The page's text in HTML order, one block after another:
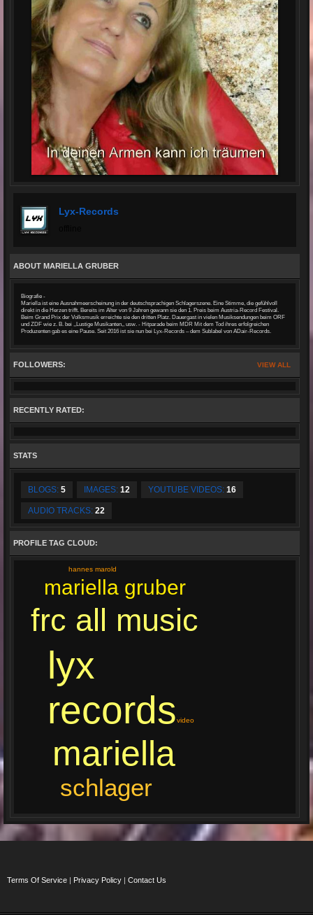
Lyx-Records
ABOUT MARIELLA GRUBER
Biografie -
Mariella ist eine Ausnahmeerscheinung in der deutschsprachigen Schlagerszene. Eine Stimme, die gefühlvoll
direkt in die Herzen trifft. Bereits im Alter von 9 Jahren gewann sie den 1. Preis beim Austria-Record Festival.
Beim Grand Prix der Volksmusik erreichte sie den dritten Platz. Dauergast in vielen Musiksendungen beim ORF
und ZDF wie z. B. bei ,,Lustige Musikanten,, usw. - Hitparade beim MDR Mit dem Tod ihres erfolgreichen
Produzenten gab es eine Pause. Seit 2016 ist sie nun bei Lyx-Records – dem Sublabel von ADair-Records.
VIEW ALL
FOLLOWERS:
RECENTLY RATED:
STATS
BLOGS: 5 IMAGES: 12 YOUTUBE VIDEOS: 16
AUDIO TRACKS: 22
PROFILE TAG CLOUD:
lyx
records
mariella
frc all music
schlager
mariella gruber
video
hannes marold
Terms Of Service | Privacy Policy | Contact Us